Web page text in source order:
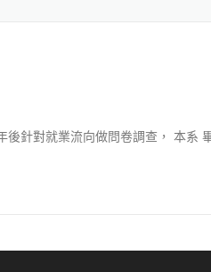
後針對就業流向做問卷調查， 本系